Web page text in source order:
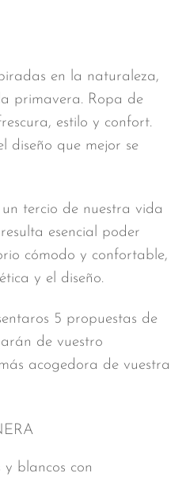
en la naturaleza,
primavera. Ropa de
estilo y confort.
diseño que mejor se
tercio de nuestra vida
esencial poder
cómodo y confortable,
y el diseño.
5 propuestas de
de vuestro
acogedora de vuestra
y blancos con